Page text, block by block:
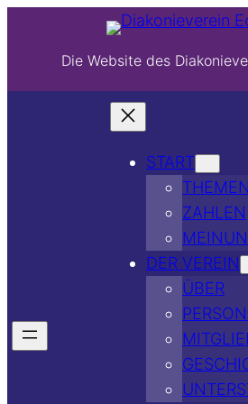
Die Website des
START
THEMEN
ZAHLEN
DER VEREIN
ÜBER